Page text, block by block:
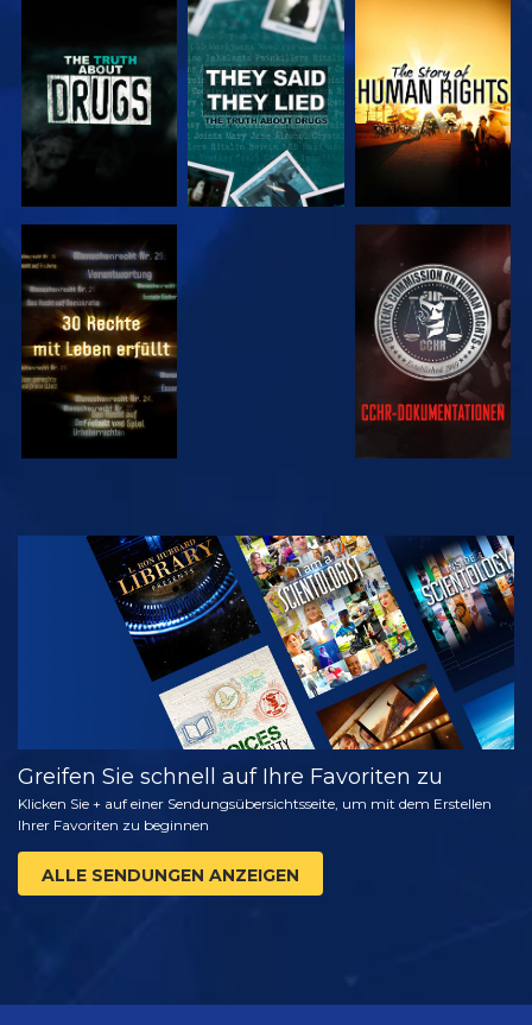
ANSEHEN ANSEHEN
ANSEHEN ANSEHEN
ANSEHEN
SERIE
ENTDECKEN
Greifen Sie schnell auf Ihre Favoriten zu
Klicken Sie + auf einer Sendungsübersichtsseite, um mit dem Erstellen
Ihrer Favoriten zu beginnen
ALLE SENDUNGEN ANZEIGEN